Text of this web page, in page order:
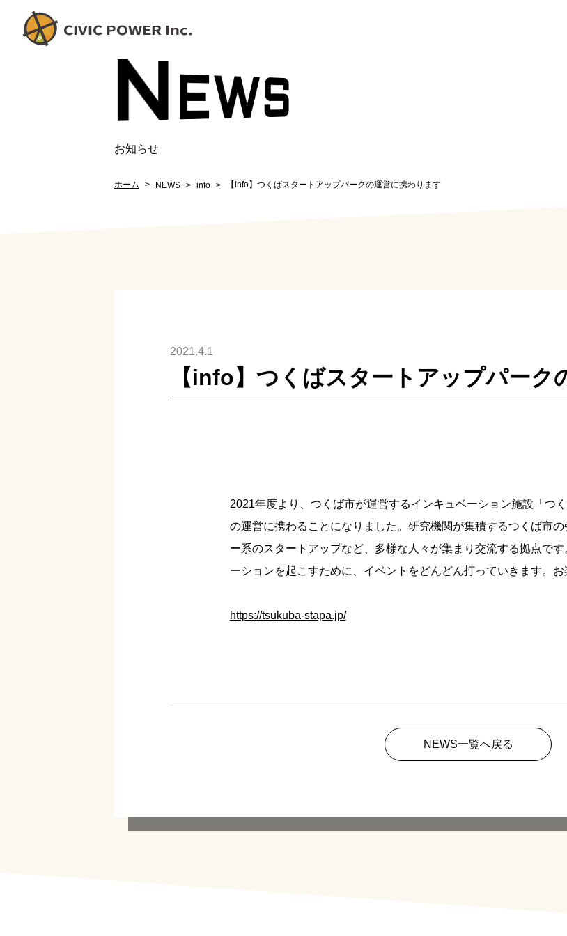
NEW
S
お知らせ
ホーム NEWS info 【info】つくばスタートアップパークの運営に携わります
2021.4.1
【info】つくばスタートアップパーク
2021年度より、つくば市が運営するインキュベーション施設「つ
の運営に携わることになりました。研究機関が集積するつくば市
ー系のスタートアップなど、多様な人々が集まり交流する拠点で
ーションを起こすために、イベントをどんどん打っていきます。お
https://tsukuba-stapa.jp/
NEWS一覧へ戻る